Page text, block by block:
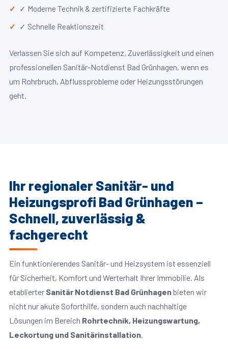
✓ Moderne Technik & zertifizierte Fachkräfte
✓ Schnelle Reaktionszeit
Verlassen Sie sich auf Kompetenz, Zuverlässigkeit und einen
professionellen Sanitär-Notdienst Bad Grünhagen, wenn es
um Rohrbruch, Abflussprobleme oder Heizungsstörungen
geht.
Ihr regionaler Sanitär- und
Heizungsprofi Bad Grünhagen –
Schnell, zuverlässig &
fachgerecht
Ein funktionierendes Sanitär- und Heizsystem ist essenziell
für Sicherheit, Komfort und Werterhalt Ihrer Immobilie. Als
etablierter Sanitär Notdienst Bad Grünhagenbieten wir
nicht nur akute Soforthilfe, sondern auch nachhaltige
Lösungen im Bereich Rohrtechnik, Heizungswartung,
Leckortung und Sanitärinstallation.